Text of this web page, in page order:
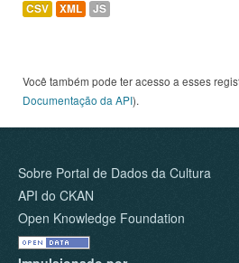
CSV XML JS
Você também pode ter acesso a esses
Documentação da API).
Sobre Portal de Dados da Cultura
API do CKAN
Open Knowledge Foundation